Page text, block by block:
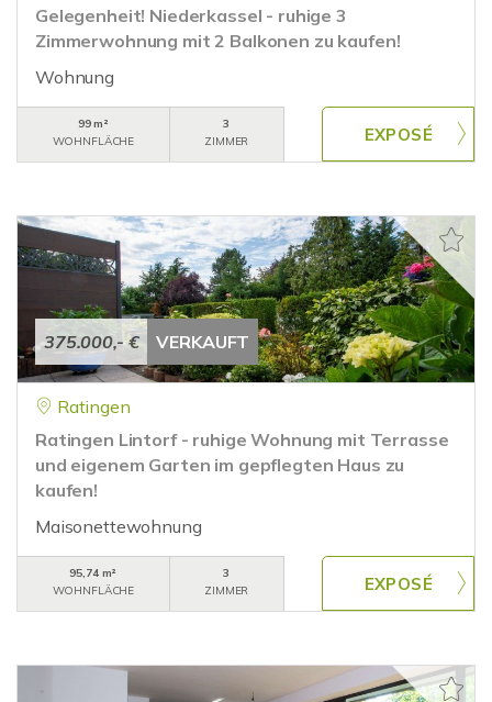
Gelegenheit! Niederkassel - ruhige 3
Zimmerwohnung mit 2 Balkonen zu kaufen!
Wohnung
99 m²
WOHNFLÄCHE
3
ZIMMER
375.000,- € VERKAUFT
Ratingen
Ratingen Lintorf - ruhige Wohnung mit Terrasse
und eigenem Garten im gepflegten Haus zu
kaufen!
Maisonettewohnung
95,74 m²
WOHNFLÄCHE
3
ZIMMER